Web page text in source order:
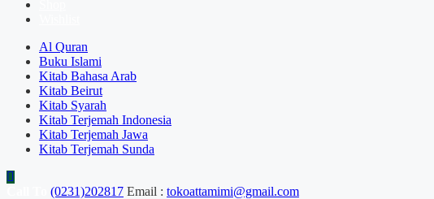
Al Quran
Buku Islami
Kitab Bahasa Arab
Kitab Beirut
Kitab Syarah
Kitab Terjemah Indonesia
Kitab Terjemah Jawa
Kitab Terjemah Sunda
(0231)202817 Email : tokoattamimi@gmail.com